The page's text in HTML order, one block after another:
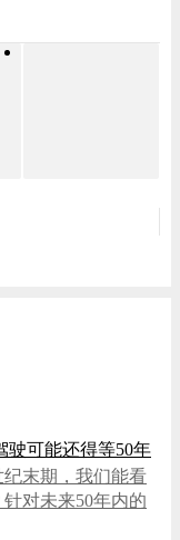
驶可能还得等50年
末期，我们能看
对未来50年内的